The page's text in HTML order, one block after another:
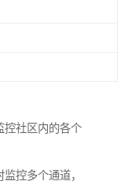
控社区内的各个
控多个通道，